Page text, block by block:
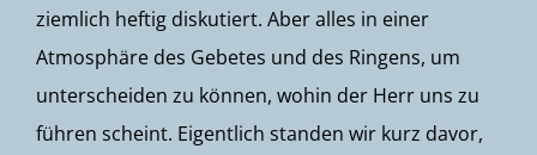
ziemlich heftig diskutiert. Aber alles in einer
Atmosphäre des Gebetes und des Ringens, um
unterscheiden zu können, wohin der Herr uns zu
führen scheint. Eigentlich standen wir kurz davor,